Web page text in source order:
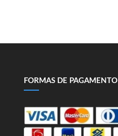
FORMAS DE PAGAMENTO